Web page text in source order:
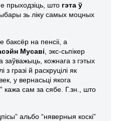
прыходзіць, што гэта ў
зь ліку самых моцных
на пенсіі, а
Мусаві , экс-сьпікер
заўважыць, кожнага з гэтых
гразі й раскруцілі як
у вернасьці якога
кажа сам за сябе. Г.зн., што
альбо “няверныя коскі”